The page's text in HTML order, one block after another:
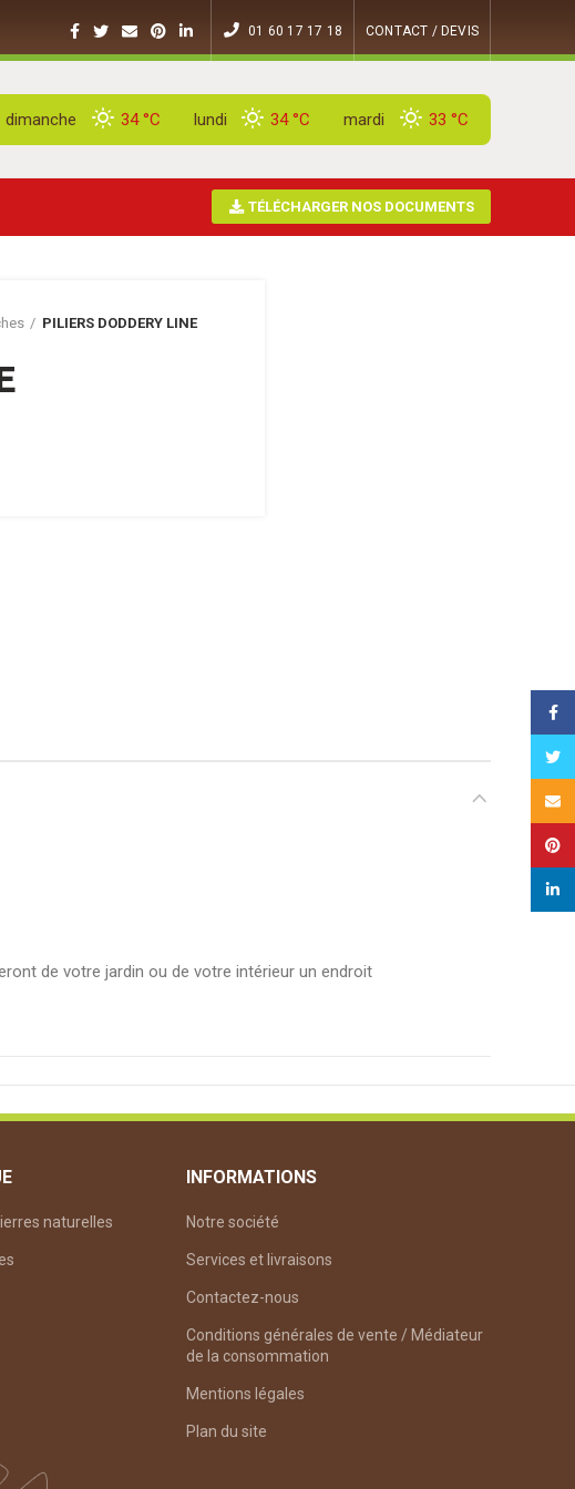
01 60 17 17 18 CONTACT / DEVIS
dimanche 34 °C lundi 34 °C mardi 33 °C
TÉLÉCHARGER NOS DOCUMENTS
PILIERS DODDERY LINE
de votre jardin ou de votre intérieur un endroit
naturelles
INFORMATIONS
Notre société
Services et livraisons
Contactez-nous
Conditions générales de vente / Médiateur
de la consommation
Mentions légales
Plan du site
Email